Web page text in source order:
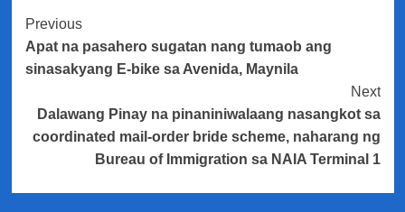
Post
Navigation
Previous
Apat na pasahero sugatan nang tumaob ang
sinasakyang E-bike sa Avenida, Maynila
Next
Dalawang Pinay na pinaniniwalaang nasangkot sa
coordinated mail-order bride scheme, naharang ng
Bureau of Immigration sa NAIA Terminal 1